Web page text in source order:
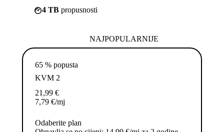
4 TB propusnosti
NAJPOPULARNIJE
65 % popusta
KVM 2
21,99 €
7,79 €/mj
Odaberite plan